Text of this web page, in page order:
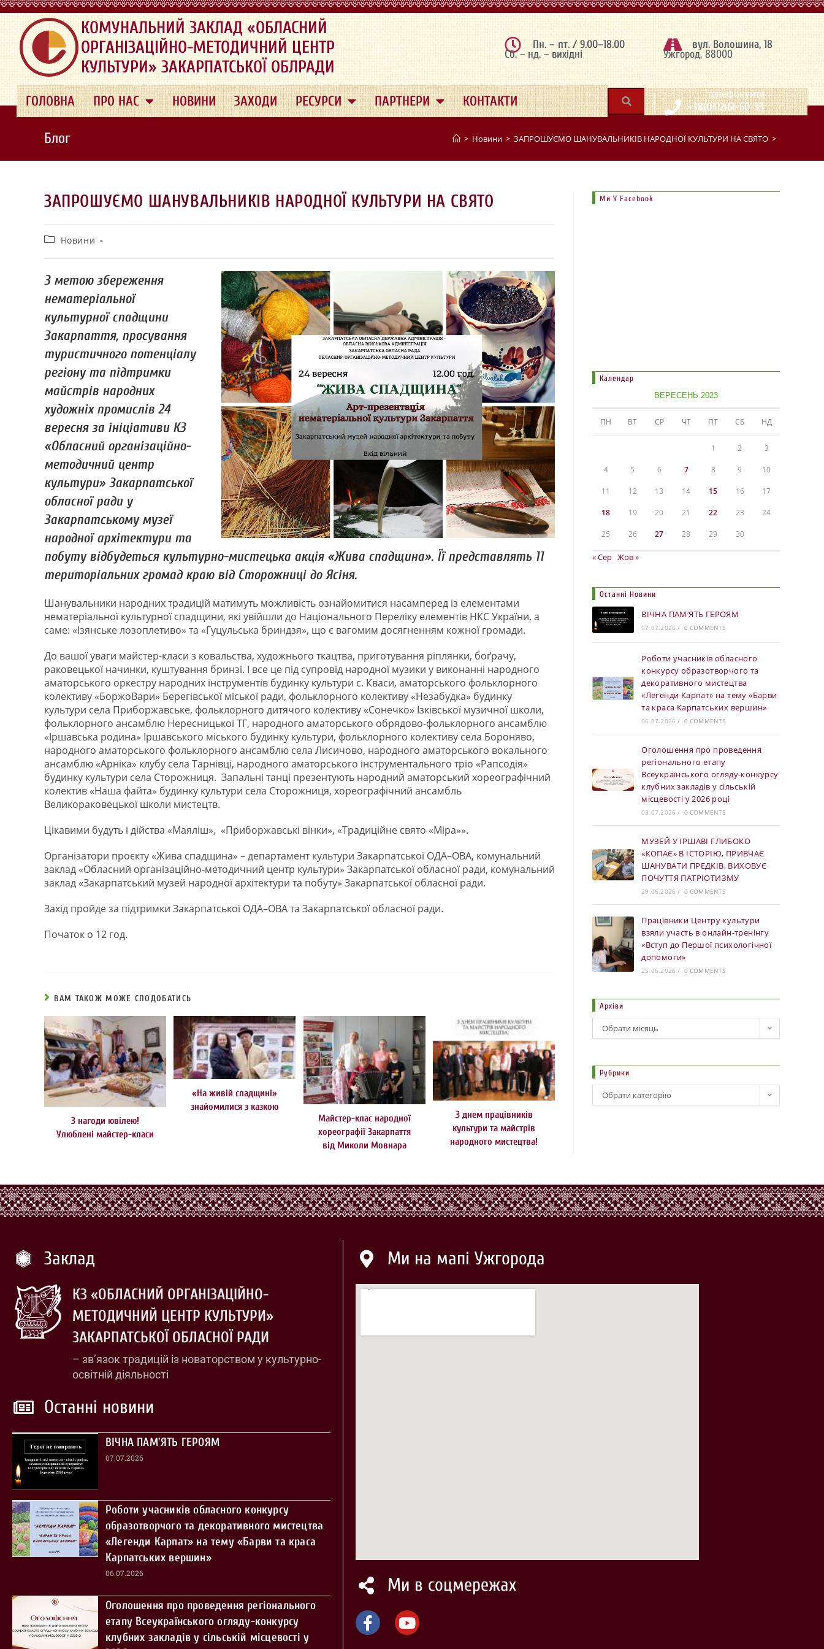
.
КОМУНАЛЬНИЙ ЗАКЛАД «ОБЛАСНИЙ
ОРГАНІЗАЦІЙНО-МЕТОДИЧНИЙ ЦЕНТР
КУЛЬТУРИ» ЗАКАРПАТСЬКОЇ ОБЛРАДИ
Пн. – пт. / 9.00–18.00
Сб. – нд. – вихідні
вул. Волошина, 18
Ужгород, 88000
ГОЛОВНА ПРО НАС НОВИНИ ЗАХОДИ РЕСУРСИ ПАРТНЕРИ КОНТАКТИ | телефонуйте
+38(0312)61-60-33
Блог > Новини > ЗАПРОШУЄМО ШАНУВАЛЬНИКІВ НАРОДНОЇ КУЛЬТУРИ НА СВЯТО >
ЗАПРОШУЄМО ШАНУВАЛЬНИКІВ НАРОДНОЇ КУЛЬТУРИ НА СВЯТО
Новини
З метою збереження
нематеріальної
культурної спадщини
Закарпаття, просування
туристичного потенціалу
регіону та підтримки
майстрів народних
художніх промислів 24
вересня за ініціативи КЗ
«Обласний організаційно-
методичний центр
культури» Закарпатської
обласної ради у
Закарпатському музеї
народної архітектури та
побуту відбудеться культурно-мистецька акція «Жива спадщина». Її представлять 11
територіальних громад краю від Сторожниці до Ясіня.
Шанувальники народних традицій матимуть можливість ознайомитися насамперед із елементами
нематеріальної культурної спадщини, які увійшли до Національного Переліку елементів НКС України, а
саме: «Ізянське лозоплетиво» та «Гуцульська бриндзя», що є вагомим досягненням кожної громади.
До вашої уваги майстер-класи з ковальства, художнього ткацтва, приготування ріплянки, боґрачу,
раковецької начинки, куштування бринзі. І все це під супровід народної музики у виконанні народного
аматорського оркестру народних інструментів будинку культури с. Кваси, аматорського фольклорного
колективу «БоржоВари» Берегівської міської ради, фольклорного колективу «Незабудка» будинку
культури села Приборжавське, фольклорного дитячого колективу «Сонечко» Ізківської музичної школи,
фольклорного ансамблю Нересницької ТГ, народного аматорського обрядово-фольклорного ансамблю
«Іршавська родина» Іршавського міського будинку культури, фольклорного колективу села Бороняво,
народного аматорського фольклорного ансамблю села Лисичово, народного аматорського вокального
ансамблю «Арніка» клубу села Тарнівці, народного аматорського інструментального тріо «Рапсодія»
будинку культури села Сторожниця. Запальні танці презентують народний аматорський хореографічний
колектив «Наша файта» будинку культури села Сторожниця, хореографічний ансамбль
Великораковецької школи мистецтв.
Цікавими будуть і дійства «Маяліш», «Приборжавські вінки», «Традиційне свято «Міра»».
Організатори проєкту «Жива спадщина» – департамент культури Закарпатської ОДА–ОВА, комунальний
заклад «Обласний організаційно-методичний центр культури» Закарпатської обласної ради, комунальний
заклад «Закарпатський музей народної архітектури та побуту» Закарпатської обласної ради.
Захід пройде за підтримки Закарпатської ОДА–ОВА та Закарпатської обласної ради.
Початок о 12 год.
ВАМ ТАКОЖ МОЖЕ СПОДОБАТИСЬ
З нагоди ювілею!
Улюблені майстер-класи
«На живій спадщині»
знайомилися з казкою
Майстер-клас народної
хореографії Закарпаття
від Миколи Мовнара
З днем працівників
культури та майстрів
народного мистецтва!
Ми У Facebook
Календар
ВЕРЕСЕНЬ 2023
ПН ВТ СР ЧТ ПТ СБ НД
1 2 3
4 5 6 7 8 9 10
11 12 13 14 15 16 17
18 19 20 21 22 23 24
25 26 27 28 29 30
« Сер Жов »
Останні Новини
ВІЧНА ПАМ’ЯТЬ ГЕРОЯМ
07.07.2026 / 0 COMMENTS
Роботи учасників обласного
конкурсу образотворчого та
декоративного мистецтва
«Легенди Карпат» на тему «Барви
та краса Карпатських вершин»
06.07.2026 / 0 COMMENTS
Оголошення про проведення
регіонального етапу
Всеукраїнського огляду-конкурсу
клубних закладів у сільській
місцевості у 2026 році
03.07.2026 / 0 COMMENTS
МУЗЕЙ У ІРШАВІ ГЛИБОКО
«КОПАЄ» В ІСТОРІЮ, ПРИВЧАЄ
ШАНУВАТИ ПРЕДКІВ, ВИХОВУЄ
ПОЧУТТЯ ПАТРІОТИЗМУ
29.06.2026 / 0 COMMENTS
Працівники Центру культури
взяли участь в онлайн-тренінгу
«Вступ до Першої психологічної
допомоги»
25.06.2026 / 0 COMMENTS
Архіви
Обрати місяць
Рубрики
Обрати категорію
Заклад
КЗ «ОБЛАСНИЙ ОРГАНІЗАЦІЙНО-
МЕТОДИЧНИЙ ЦЕНТР КУЛЬТУРИ»
ЗАКАРПАТСЬКОЇ ОБЛАСНОЇ РАДИ
– зв’язок традицій із новаторством у культурно-
освітній діяльності
Останні новини
ВІЧНА ПАМ’ЯТЬ ГЕРОЯМ
07.07.2026
Роботи учасників обласного конкурсу
образотворчого та декоративного мистецтва
«Легенди Карпат» на тему «Барви та краса
Карпатських вершин»
06.07.2026
Оголошення про проведення регіонального
етапу Всеукраїнського огляду-конкурсу
клубних закладів у сільській місцевості у
Ми на мапі Ужгорода
Ми в соцмережах